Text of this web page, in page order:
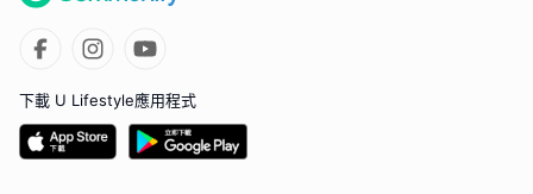
下載 U Lifestyle應用程式